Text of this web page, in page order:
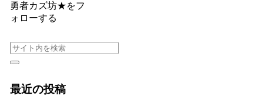
勇者カズ坊★をフ
ォローする
最近の投稿